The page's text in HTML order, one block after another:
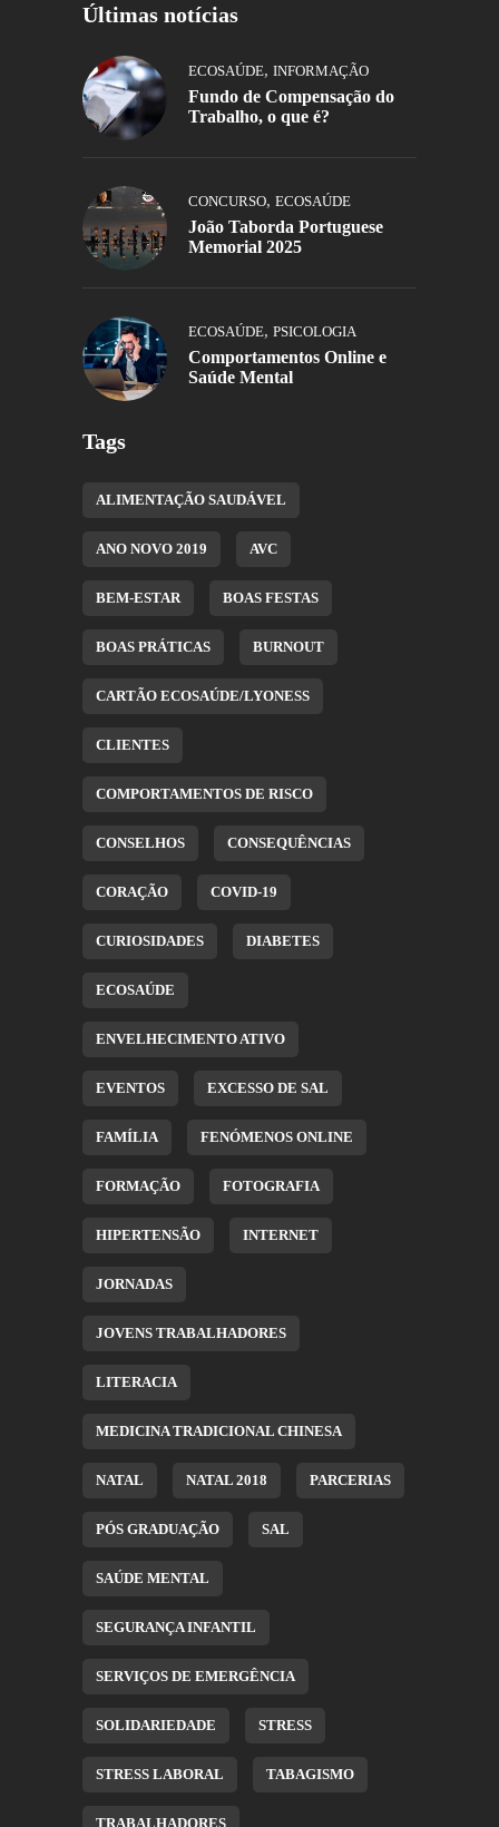
Últimas notícias
ECOSAÚDE, INFORMAÇÃO
Fundo de Compensação do
Trabalho, o que é?
CONCURSO, ECOSAÚDE
João Taborda Portuguese
Memorial 2025
ECOSAÚDE, PSICOLOGIA
Comportamentos Online e
Saúde Mental
Tags
ALIMENTAÇÃO SAUDÁVEL
ANO NOVO 2019 AVC
BEM-ESTAR BOAS FESTAS
BOAS PRÁTICAS BURNOUT
CARTÃO ECOSAÚDE/LYONESS
CLIENTES
COMPORTAMENTOS DE RISCO
CONSELHOS CONSEQUÊNCIAS
CORAÇÃO COVID-19
CURIOSIDADES DIABETES
ECOSAÚDE
ENVELHECIMENTO ATIVO
EVENTOS EXCESSO DE SAL
FAMÍLIA FENÓMENOS ONLINE
FORMAÇÃO FOTOGRAFIA
HIPERTENSÃO INTERNET
JORNADAS
JOVENS TRABALHADORES
LITERACIA
MEDICINA TRADICIONAL CHINESA
NATAL NATAL 2018 PARCERIAS
PÓS GRADUAÇÃO SAL
SAÚDE MENTAL
SEGURANÇA INFANTIL
SERVIÇOS DE EMERGÊNCIA
SOLIDARIEDADE STRESS
STRESS LABORAL TABAGISMO
TRABALHADORES